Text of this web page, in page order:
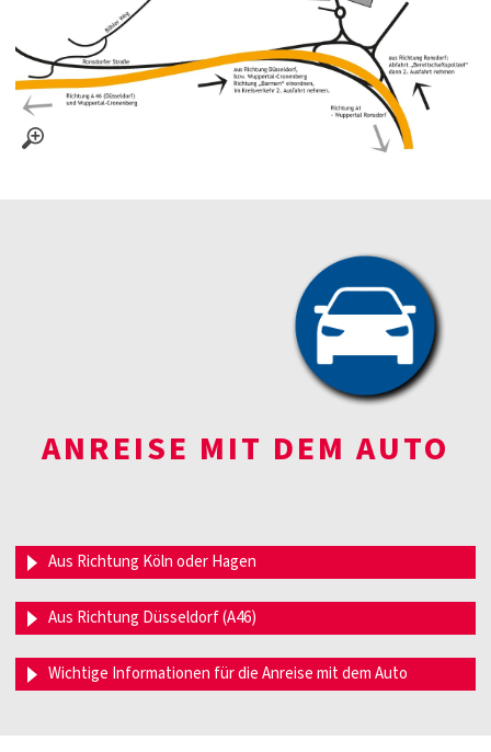
ANREISE MIT DEM AUTO
Aus Richtung Köln oder Hagen
Aus Richtung Düsseldorf (A46)
Wichtige Informationen für die Anreise mit dem Auto